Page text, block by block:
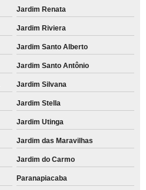
Jardim Renata
Jardim Riviera
Jardim Santo Alberto
Jardim Santo Antônio
Jardim Silvana
Jardim Stella
Jardim Utinga
Jardim das Maravilhas
Jardim do Carmo
Paranapiacaba